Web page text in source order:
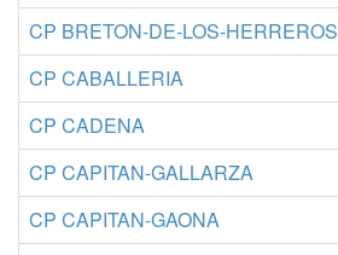
CP BRETON-DE-LOS-HERREROS
CP CABALLERIA
CP CADENA
CP CAPITAN-GALLARZA
CP CAPITAN-GAONA